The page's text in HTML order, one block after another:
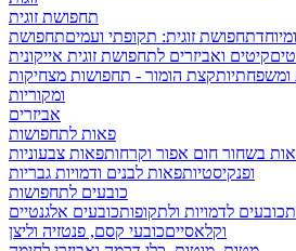
תחפושת זוגית
תחפושת זוגית: תקופתי ועמיםתחפושת
קיטים ואביזרים לתחפושת זוגית אייקונית
ומשפחתיותקצת הומור - תחפושות מצחיקות
ומקוריות
אביזרים
פאות לתחפושות
בשחור חום אפור וקרחותפאות צבעוניות
ופנקיסטיותפאות לבנים ודמויות גבריות
כובעים לתחפושות
כובעים לדמויות ולתקופותכובעים אלגנטיים
וקלאסייםכובעי קסם, פנטזיה וליצן